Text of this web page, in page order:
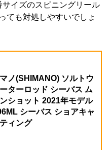
イズのスピニングリール
ても対処しやすいでしょ
ノ(SHIMANO) ソルトウ
ターロッド シーバス ム
ショット 2021年モデル
シーバス ショアキャ
ィング